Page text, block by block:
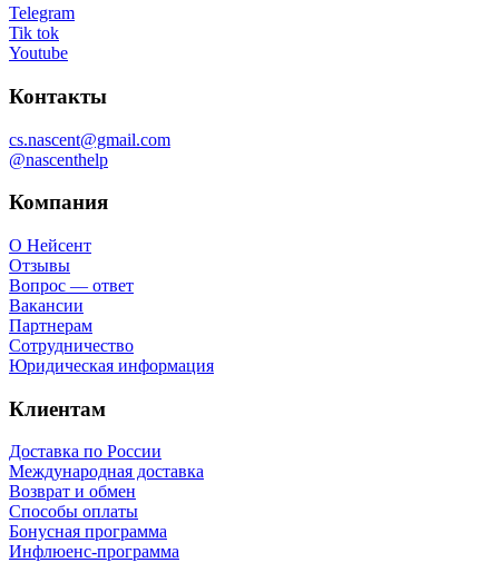
Telegram
Tik tok
Youtube
Контакты
cs.nascent@gmail.com
@nascenthelp
Компания
О Нейсент
Отзывы
Вопрос — ответ
Вакансии
Партнерам
Сотрудничество
Юридическая информация
Клиентам
Доставка по России
Международная доставка
Возврат и обмен
Способы оплаты
Бонусная программа
Инфлюенс-программа